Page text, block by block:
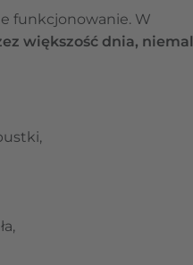
funkcjonowanie. W
większość dnia, niemal